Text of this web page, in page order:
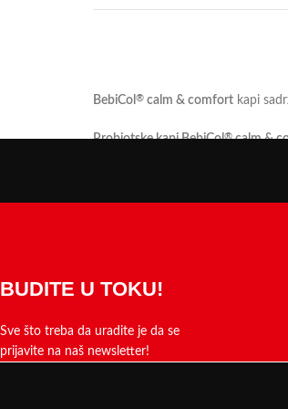
BebiCol ® calm & comfort kapi
Probiotske kapi BebiCol®calm &
Način upotrebe za
• 14 kapi jednom dnevno, za
BUDITE U TOKU!
Sve što treba da uradite je da se
prijavite na naš newsletter!